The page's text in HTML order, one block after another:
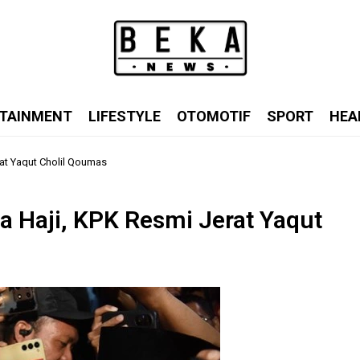
LIFESTYLE OTOMOTIF SPORT
Yaqut Cholil Qoumas
Haji, KPK Resmi Jerat Yaqut